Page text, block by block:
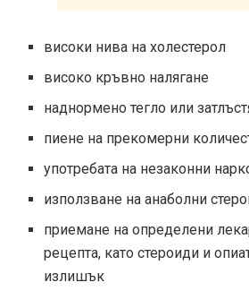
високи нива на холестерол
високо кръвно налягане
наднормено тегло или
пиене на прекомерни
употребата на незаконни
използване на анаболни
приемане на определени
рецепта, като стероиди и
излишък